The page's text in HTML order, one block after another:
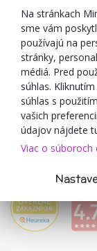
Zľavové kupóny
Blog
O predajcovi
Mimulo.sk
Obchodné
Ochrana
Kontakty
Spolupracujeme
Na stránkach
sme vám
používajú na
stránky,
médiá. Pred
súhlas.
súhlas s
vašich
údajov nájdete
Viac o súboroch